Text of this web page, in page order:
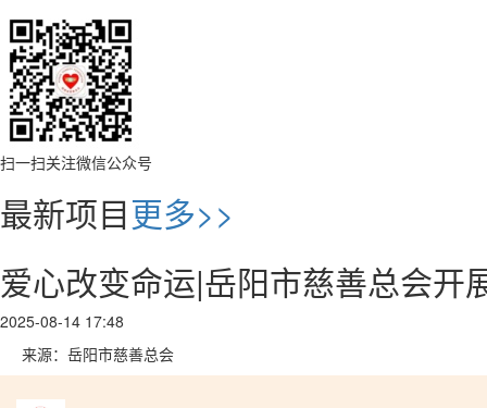
扫一扫关注微信公众号
最新项目更多>>
爱心改变命运|岳阳市慈善总会开
2025-08-14 17:48
来源：岳阳市慈善总会